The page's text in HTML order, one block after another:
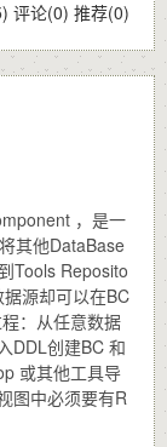
评论(0) 推荐(0)
，是一
其他DataBase
Tools Reposito
源却可以在BC
：从任意数据
DDL创建BC 和
或其他工具导
图中必须要有R